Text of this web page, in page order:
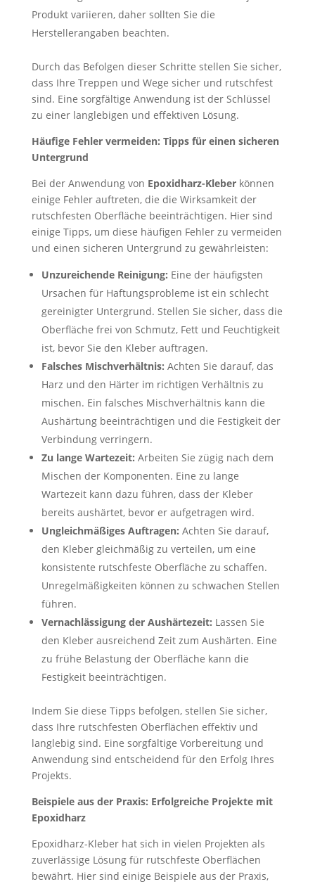
Produkt variieren, daher sollten Sie die
Herstellerangaben beachten.
Durch das Befolgen dieser Schritte stellen Sie sicher,
dass Ihre Treppen und Wege sicher und rutschfest
sind. Eine sorgfältige Anwendung ist der Schlüssel
zu einer langlebigen und effektiven Lösung.
Häufige Fehler vermeiden: Tipps für einen sicheren
Untergrund
Bei der Anwendung von Epoxidharz-Kleberkönnen
einige Fehler auftreten, die die Wirksamkeit der
rutschfesten Oberfläche beeinträchtigen. Hier sind
einige Tipps, um diese häufigen Fehler zu vermeiden
und einen sicheren Untergrund zu gewährleisten:
Unzureichende Reinigung: Eine der häufigsten
Ursachen für Haftungsprobleme ist ein schlecht
gereinigter Untergrund. Stellen Sie sicher, dass die
Oberfläche frei von Schmutz, Fett und Feuchtigkeit
ist, bevor Sie den Kleber auftragen.
Falsches Mischverhältnis: Achten Sie darauf, das
Harz und den Härter im richtigen Verhältnis zu
mischen. Ein falsches Mischverhältnis kann die
Aushärtung beeinträchtigen und die Festigkeit der
Verbindung verringern.
Zu lange Wartezeit: Arbeiten Sie zügig nach dem
Mischen der Komponenten. Eine zu lange
Wartezeit kann dazu führen, dass der Kleber
bereits aushärtet, bevor er aufgetragen wird.
Ungleichmäßiges Auftragen: Achten Sie darauf,
den Kleber gleichmäßig zu verteilen, um eine
konsistente rutschfeste Oberfläche zu schaffen.
Unregelmäßigkeiten können zu schwachen Stellen
führen.
Vernachlässigung der Aushärtezeit: Lassen Sie
den Kleber ausreichend Zeit zum Aushärten. Eine
zu frühe Belastung der Oberfläche kann die
Festigkeit beeinträchtigen.
Indem Sie diese Tipps befolgen, stellen Sie sicher,
dass Ihre rutschfesten Oberflächen effektiv und
langlebig sind. Eine sorgfältige Vorbereitung und
Anwendung sind entscheidend für den Erfolg Ihres
Projekts.
Beispiele aus der Praxis: Erfolgreiche Projekte mit
Epoxidharz
Epoxidharz-Kleber hat sich in vielen Projekten als
zuverlässige Lösung für rutschfeste Oberflächen
bewährt. Hier sind einige Beispiele aus der Praxis,